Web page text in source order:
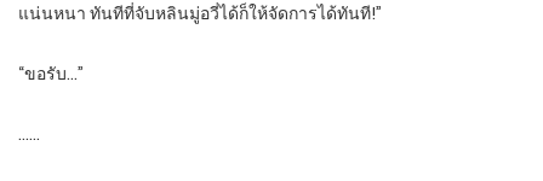
แน่นหนา ทันทีที่จับหลินมู่อวี่ได้ก็ให้จัดการได้ทันที!”
“ขอรับ…”
……